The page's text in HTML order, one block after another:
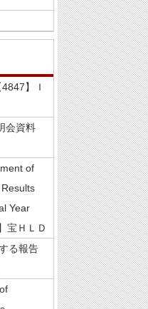
】Ｉ
会資料
of
Year
宝ＨＬＤ
る報告